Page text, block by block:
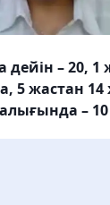
– 20, 1
5 жастан 14
–